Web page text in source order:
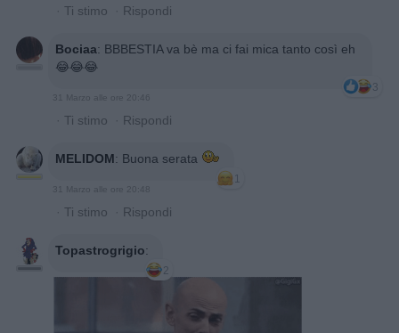
· Ti stimo · Rispondi
Bociaa: BBBESTIA va bè ma ci fai mica tanto così eh
😂😂😂
3
31 Marzo alle ore 20:46
· Ti stimo · Rispondi
MELIDOM: Buona serata
1
31 Marzo alle ore 20:48
· Ti stimo · Rispondi
Topastrogrigio:
2